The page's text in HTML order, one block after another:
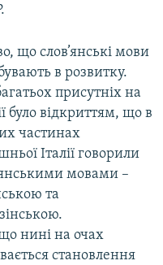
що слов’янські мови
в розвитку.
присутніх на
було відкриттям, що в
частинах
Італії говорили
мовами –
та
нині на очах
становлення